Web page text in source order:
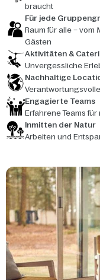
braucht
Für jede
Raum für alle – vom
Gästen
Aktivitäten &
Unvergessliche
Nachhaltige
Engagierte Teams
Erfahrene Teams
Inmitten der Natur
Arbeiten und